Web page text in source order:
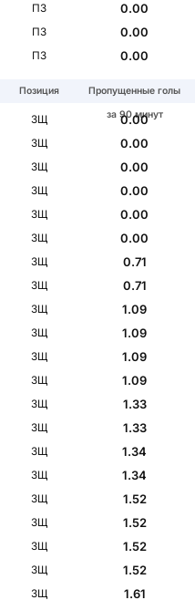
ПЗ
0.00
ПЗ
0.00
ПЗ 0.00
Позиция
Пропущенные голы
за 90 минут
ЗЩ
0.00
ЗЩ
0.00
ЗЩ
0.00
ЗЩ
0.00
ЗЩ
0.00
ЗЩ
0.00
ЗЩ
0.71
ЗЩ
0.71
ЗЩ
1.09
ЗЩ
1.09
ЗЩ
1.09
ЗЩ
1.09
ЗЩ
1.33
ЗЩ
1.33
ЗЩ
1.34
ЗЩ
1.34
ЗЩ
1.52
ЗЩ
1.52
ЗЩ
1.52
ЗЩ
1.52
ЗЩ
1.61